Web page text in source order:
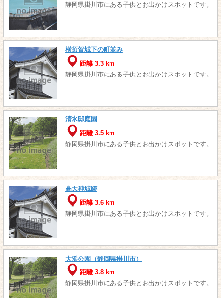
静岡県掛川市にある子供とお出かけスポットです。
横須賀城下の町並み
距離 3.3 km
静岡県掛川市にある子供とお出かけスポットです。
清水邸庭園
距離 3.5 km
静岡県掛川市にある子供とお出かけスポットです。
高天神城跡
距離 3.6 km
静岡県掛川市にある子供とお出かけスポットです。
大浜公園（静岡県掛川市）
距離 3.8 km
静岡県掛川市にある子供とお出かけスポットです。